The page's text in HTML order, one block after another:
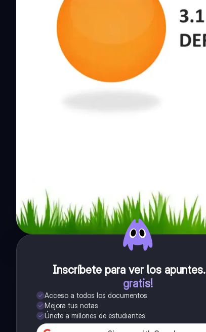
Inscríbete para ver los apuntes.
gratis!
Acceso a todos los documentos
Mejora tus notas
Únete a millones de estudiantes